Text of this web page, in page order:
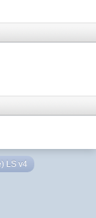
LS v4